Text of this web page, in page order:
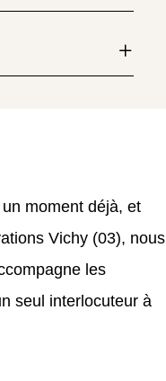
moment déjà, et
Vichy (03), nous
les
seul interlocuteur à